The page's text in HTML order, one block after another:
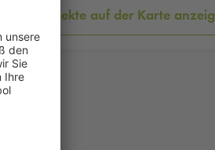
Parkobjekte auf der Karte